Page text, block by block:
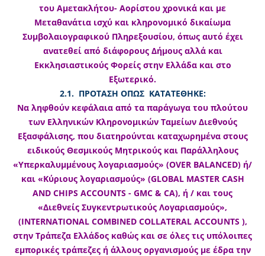
του Αμετακλήτου- Αορίστου χρονικά και με
Μεταθανάτια ισχύ και κληρονομικό δικαίωμα
Συμβολαιογραφικού Πληρεξουσίου, όπως αυτό έχει
ανατεθεί από διάφορους Δήμους αλλά και
Εκκλησιαστικούς Φορείς στην Ελλάδα και στο
Εξωτερικό.
2.1. ΠΡΟΤΑΣΗ ΟΠΩΣ ΚΑΤΑΤΕΘΗΚΕ:
Να ληφθούν κεφάλαια από τα παράγωγα του πλούτου
των Ελληνικών Κληρονομικών Ταμείων Διεθνούς
Εξασφάλισης, που διατηρούνται καταχωρημένα στους
ειδικούς Θεσμικούς Μητρικούς και Παράλληλους
«Υπερκαλυμμένους λογαριασμούς» (OVER BALANCED) ή/
και «Κύριους λογαριασμούς» (GLOBAL MASTER CASH
AND CHIPS ACCOUNTS - GMC & CA), ή / και τους
«Διεθνείς Συγκεντρωτικούς Λογαριασμούς»,
(INTERNATIONAL COMBINED COLLATERAL ACCOUNTS ),
στην Τράπεζα Ελλάδος καθώς και σε όλες τις υπόλοιπες
εμπορικές τράπεζες ή άλλους οργανισμούς με έδρα την